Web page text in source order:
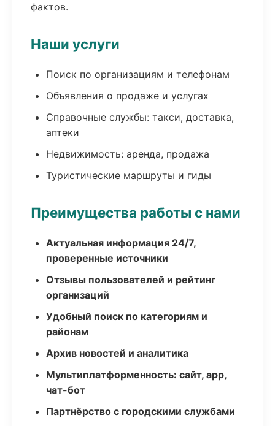
фактов.
Наши услуги
Поиск по организациям и телефонам
Объявления о продаже и услугах
Справочные службы: такси, доставка,
аптеки
Недвижимость: аренда, продажа
Туристические маршруты и гиды
Преимущества работы с нами
Актуальная информация 24/7,
проверенные источники
Отзывы пользователей и рейтинг
организаций
Удобный поиск по категориям и
районам
Архив новостей и аналитика
Мультиплатформенность: сайт, app,
чат-бот
Партнёрство с городскими службами